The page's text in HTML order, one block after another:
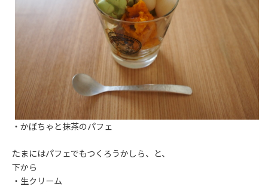
・かぼちゃと抹茶のパフェ
たまにはパフェでもつくろうかしら、と、
下から
・生クリーム